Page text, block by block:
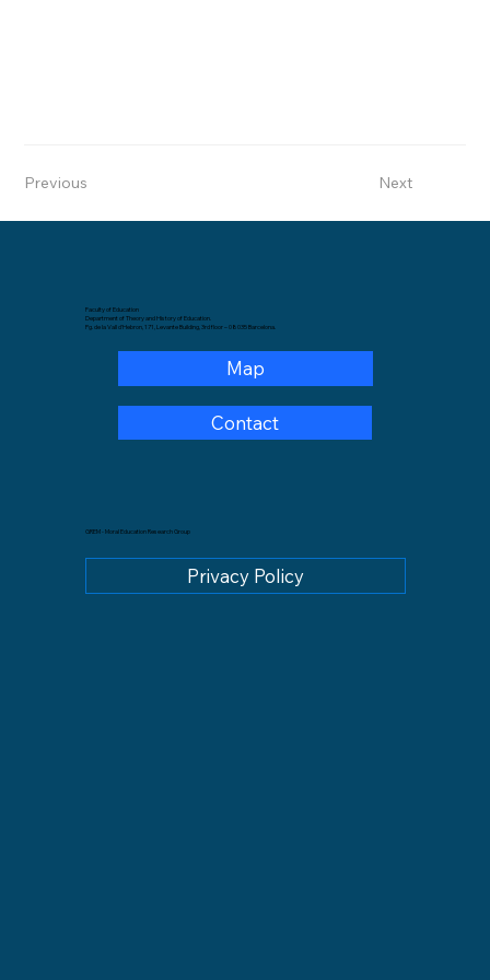
Previous Next
GREM - Moral Education Research Group
Privacy Policy
Faculty of Education
Department of Theory and History of Education.
Pg. de la Vall d'Hebron, 171, Levante Building, 3rd floor – 08035 Barcelona.
Map
Contact